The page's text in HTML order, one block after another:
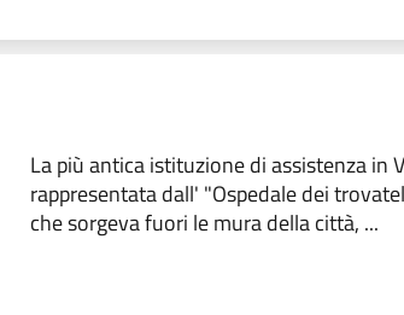
La più antica istituzione di assistenza in
rappresentata dall' "Ospedale dei
che sorgeva fuori le mura della città, ...